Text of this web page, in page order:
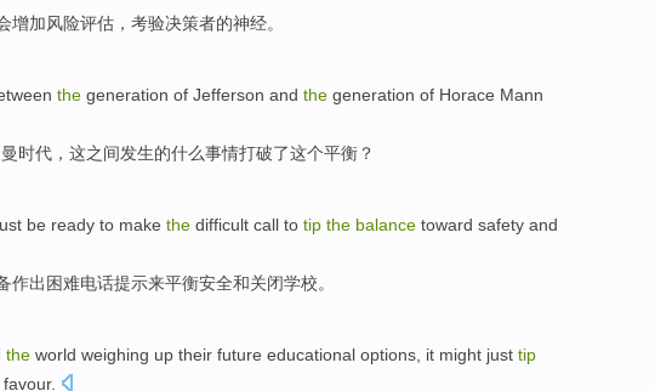
增加风险评估 ， 考验决策者的神经。
the generation of Jefferson and the generation of Horace Mann
曼时代， 这之间发生的什么事情打破了这个平衡 ？
be ready to make the difficult call to tip the balance toward safety and
作出 困难电话提示来平衡安全和关闭学校。
the world weighing up their future educational options it might just tip
favour.